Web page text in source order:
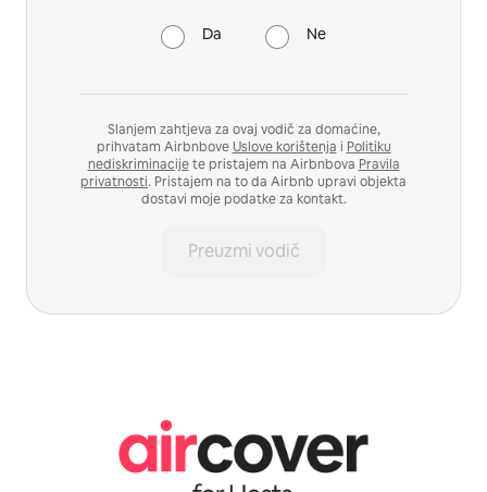
Da Ne
Slanjem zahtjeva za ovaj vodič za domaćine,
prihvatam AirbnboveUslove korištenja i Politiku
nediskriminacijete pristajem na Airbnbova Pravila
privatnosti. Pristajem na to da Airbnb upravi objekta
dostavi moje podatke za kontakt.
Preuzmi vodič